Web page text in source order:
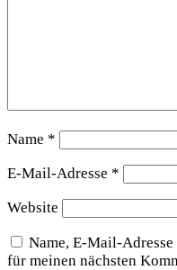
Name *
E-Mail-Adresse *
Website
Name, E-Mail-
für meinen nächsten